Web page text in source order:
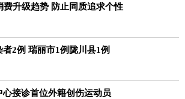
费升级趋势 防止同质追求个性
2例 瑞丽市1例陇川县1例
接诊首位外籍创伤运动员